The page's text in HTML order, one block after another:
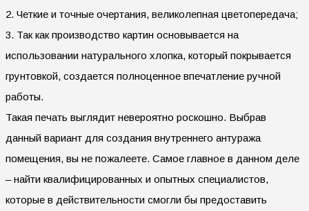
2. Четкие и точные очертания, великолепная цветопередача;
3. Так как производство картин основывается на
использовании натурального хлопка, который покрывается
грунтовкой, создается полноценное впечатление ручной
работы.
Такая печать выглядит невероятно роскошно. Выбрав
данный вариант для создания внутреннего антуража
помещения, вы не пожалеете. Самое главное в данном деле
– найти квалифицированных и опытных специалистов,
которые в действительности смогли бы предоставить